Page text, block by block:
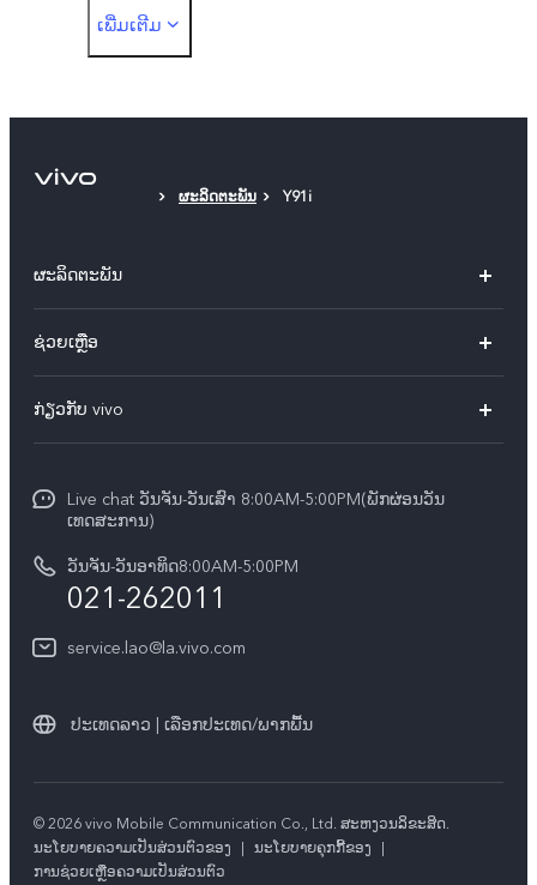
ເຂັມຈິ້ມຊິມ
ເພີ່ມເຕີມ
ຜະລິດຕະພັນ Y91i
ຜະລິດຕະພັນ
ທຸກໂມເດວ
ຊ່ວຍເຫຼືອ
ສູນບໍລິການ
Funtouch OS
ການພິສູດຢືນຢັນ IMEI
ກວດສອບລາຄາອຸປະກອນເສີມ
ການອັບເດດລະບົບ
ກ່ຽວກັບ vivo
ແຈ້ງ​ການ​ທາງ​ກົດ​ໝາຍ
ສູນຄວາມເປັນສ່ວນຕົວ vivo
ຄວາມຍືນຍົງ
Live chat ວັນຈັນ-ວັນເສົາ 8:00AM-5:00PM(ພັກຜ່ອນວັນ
ເທດສະການ)
ວັນຈັນ-ວັນອາທິດ8:00AM-5:00PM
021-262011
service.lao@la.vivo.com
ປະເທດລາວ | ເລືອກປະເທດ/ພາກພື້ນ
© 2026 vivo Mobile Communication Co., Ltd. ສະຫງວນ​ລິ​ຂະ​ສິດ.
​ນະ​ໂຍ​ບາຍ​ຄວາມ​ເປັນ​ສ່ວນ​ຕົວ​ຂອງ
| ນະໂຍບາຍຄຸກກີ້ຂອງ
|
ການຊ່ວຍເຫຼືອຄວາມເປັນສ່ວນຕົວ